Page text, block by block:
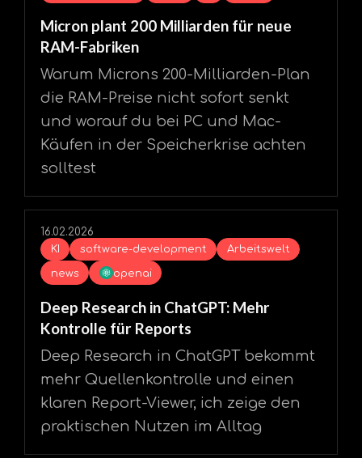
Micron plant 200 Milliarden für neue
RAM-Fabriken
Warum Microns 200-Milliarden-Plan
die RAM-Preise nicht sofort senkt
und worauf du bei PC und Mac-
Käufen in der Speicherkrise achten
solltest
16.02.2026
KI
software-development
Arbeitswelt
news
openai
Deep Research in ChatGPT: Mehr
Kontrolle für Reports
Deep Research in ChatGPT bekommt
mehr Quellenkontrolle und einen
klaren Report-Viewer, ich zeige den
praktischen Nutzen im Alltag